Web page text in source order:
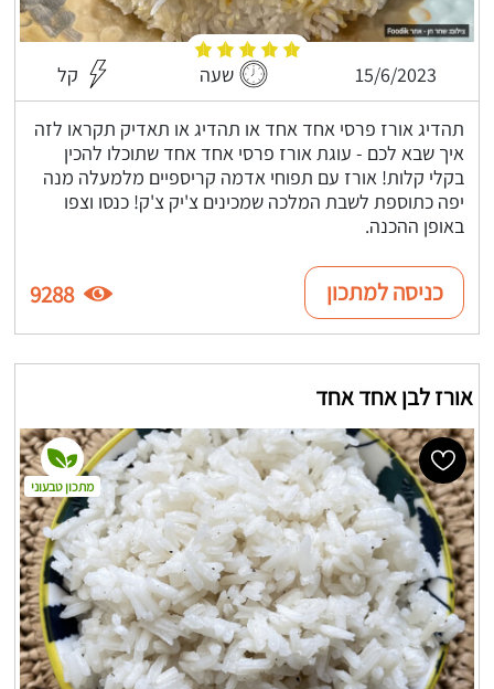
15/6/2023 שעה קל
תהדיג אורז פרסי אחד אחד או תהדיג או תאדיק תקראו לזה
איך שבא לכם - עוגת אורז פרסי אחד אחד שתוכלו להכין
בקלי קלות! אורז עם תפוחי אדמה קריספיים מלמעלה מנה
יפה כתוספת לשבת המלכה שמכינים צ'יק צ'ק! כנסו וצפו
באופן ההכנה.
כניסה למתכון 9288
אורז לבן אחד אחד
מתכון טבעוני